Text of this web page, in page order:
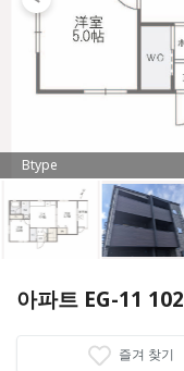
Btype
아파트 EG-11 102
즐겨 찾기